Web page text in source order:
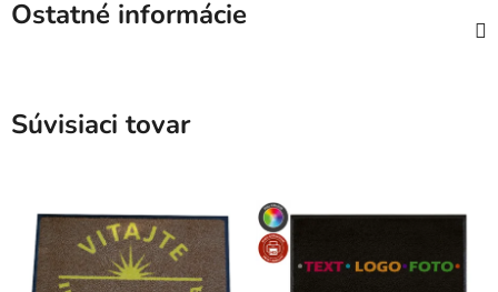
Ostatné informácie
Súvisiaci tovar